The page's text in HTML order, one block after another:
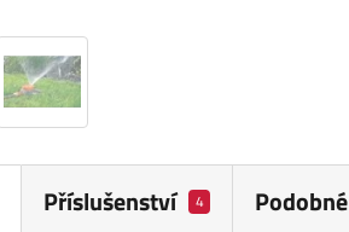
Příslušenství 4 Podobné